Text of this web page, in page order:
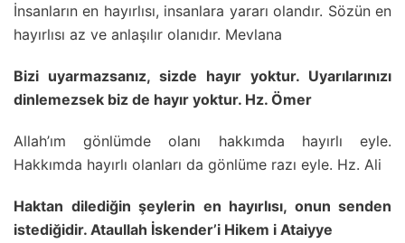
İnsanların en hayırlısı, insanlara yararı olandır. Sözün en
hayırlısı az ve anlaşılır olanıdır. Mevlana
Bizi uyarmazsanız, sizde hayır yoktur. Uyarılarınızı
dinlemezsek biz de hayır yoktur. Hz. Ömer
Allah’ım gönlümde olanı hakkımda hayırlı eyle.
Hakkımda hayırlı olanları da gönlüme razı eyle. Hz. Ali
Haktan dilediğin şeylerin en hayırlısı, onun senden
istediğidir. Ataullah İskender’i Hikem i Ataiyye